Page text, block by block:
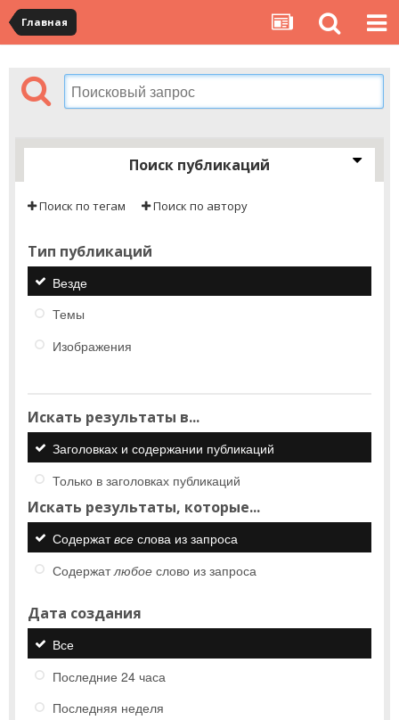
Главная
Поиск публикаций
Поиск по тегам Поиск по автору
Тип публикаций
Везде
Темы
Изображения
Искать результаты в...
Заголовках и содержании публикаций
Только в заголовках публикаций
Искать результаты, которые...
Содержатвсе слова из запроса
Содержатлюбое слово из запроса
Дата создания
Все
Последние 24 часа
Последняя неделя